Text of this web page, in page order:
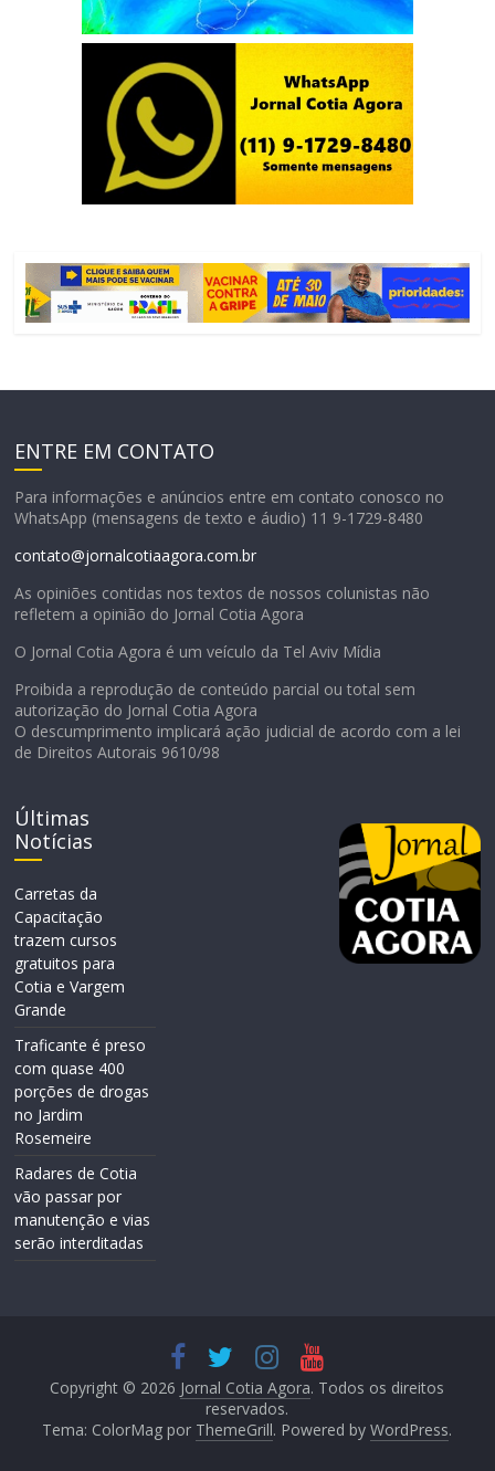
ENTRE EM CONTATO
Para informações e anúncios entre em contato conosco no
WhatsApp (mensagens de texto e áudio) 11 9-1729-8480
contato@jornalcotiaagora.com.br
As opiniões contidas nos textos de nossos colunistas não
refletem a opinião do Jornal Cotia Agora
O Jornal Cotia Agora é um veículo da Tel Aviv Mídia
Proibida a reprodução de conteúdo parcial ou total sem
autorização do Jornal Cotia Agora
O descumprimento implicará ação judicial de acordo com a lei
de Direitos Autorais 9610/98
Últimas
Notícias
Carretas da
Capacitação
trazem cursos
gratuitos para
Cotia e Vargem
Grande
Traficante é preso
com quase 400
porções de drogas
no Jardim
Rosemeire
Radares de Cotia
vão passar por
manutenção e vias
serão interditadas
Copyright © 2026 Jornal Cotia Agora. Todos os direitos
reservados.
Tema: ColorMag por ThemeGrill. Powered byWordPress.